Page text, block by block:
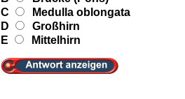
C
Medulla oblongata
D
Großhirn
E
Mittelhirn